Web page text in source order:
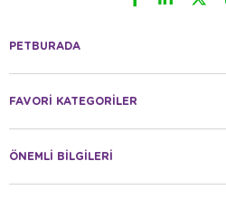
PETBURADA
FAVORİ KATEGORİLER
ÖNEMLİ BİLGİLERİ